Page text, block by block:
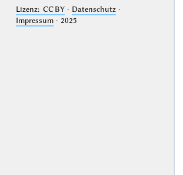
Lizenz: CC BY· Datenschutz·
Impressum· 2025